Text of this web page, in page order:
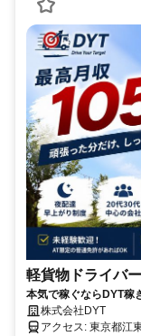
軽貨物ドライバー
本気で稼ぐならDYT稼
30代活躍中
株式会社DYT
アクセス: 東京都江東区 有明駅周辺 ※勤務終了後、直行直帰OK！